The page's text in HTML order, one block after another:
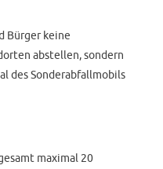
Bürger keine
abstellen, sondern
des Sonderabfallmobils
maximal 20